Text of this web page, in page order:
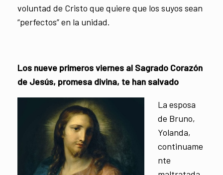
voluntad de Cristo que quiere que los suyos sean
“perfectos” en la unidad.
Los nueve primeros viernes al Sagrado Corazón
de Jesús, promesa divina, te han salvado
La esposa
de Bruno,
Yolanda,
continuame
nte